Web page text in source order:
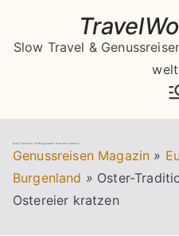
springen
Slow Travel &
Oster-Tradition im Burgenland: Ostereier kratzen
Genussreisen Magazin »
Burgenland » Oster-
Ostereier kratzen